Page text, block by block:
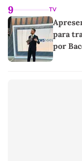
9 TV
para
por